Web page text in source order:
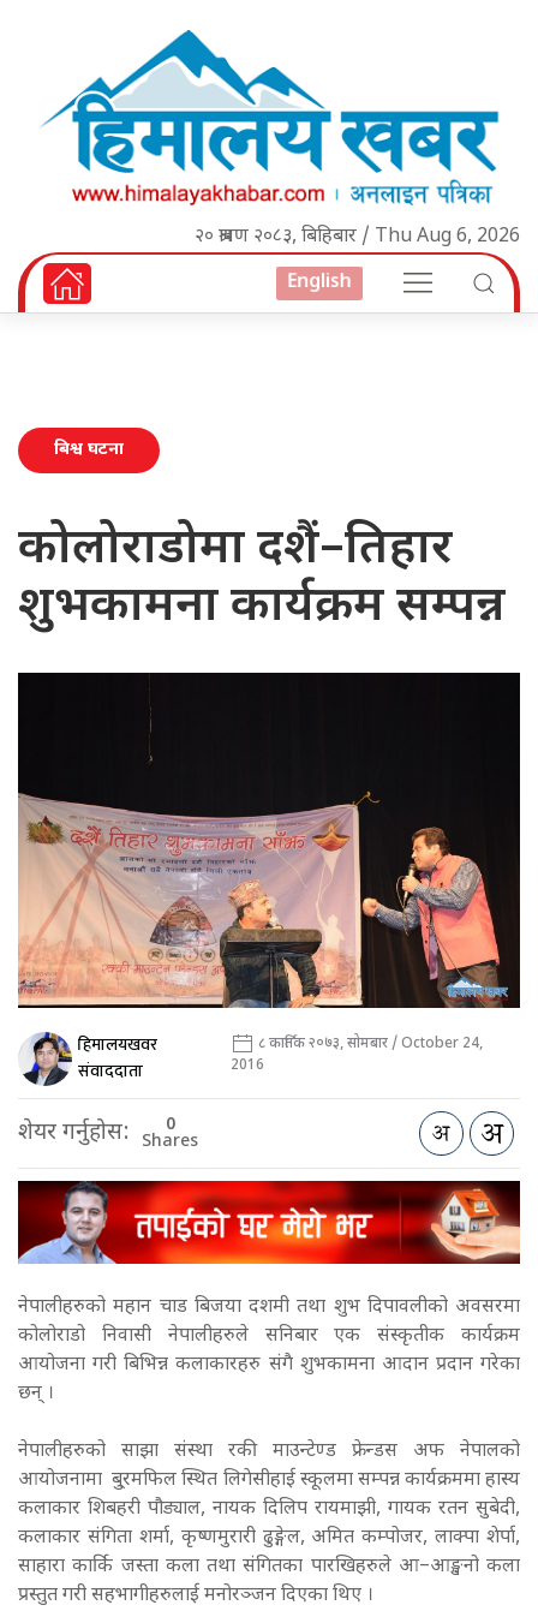
२० श्रावण २०८३, बिहिबार / Thu Aug 6, 2026
English
बिश्व घटना
कोलोराडोमा दशैं–तिहार
शुभकामना कार्यक्रम सम्पन्न
हिमालयखवर
संवाददाता
८ कार्तिक २०७३, सोमबार / October 24,
2016
शेयर गर्नुहोस: 0
Shares
नेपालीहरुको महान चाड बिजया दशमी तथा शुभ दिपावलीको अवसरमा
कोलोराडो निवासी नेपालीहरुले सनिबार एक संस्कृतीक कार्यक्रम
आयोजना गरी बिभिन्न कलाकारहरु संगै शुभकामना आदान प्रदान गरेका
छन् ।
नेपालीहरुको साझा संस्था रकी माउन्टेण्ड फ्रेन्डस अफ नेपालको
आयोजनामा बु्रमफिल स्थित लिगेसीहाई स्कूलमा सम्पन्न कार्यक्रममा हास्य
कलाकार शिबहरी पौड्याल, नायक दिलिप रायमाझी, गायक रतन सुबेदी,
कलाकार संगिता शर्मा, कृष्णमुरारी ढुङ्गेल, अमित कम्पोजर, लाक्पा शेर्पा,
साहारा कार्कि जस्ता कला तथा संगितका पारखिहरुले आ–आङ्खनो कला
प्रस्तुत गरी सहभागीहरुलाई मनोरञ्जन दिएका थिए ।